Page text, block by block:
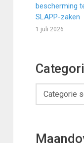
bescherming
SLAPP-zaken
1 juli 2026
Categorieën